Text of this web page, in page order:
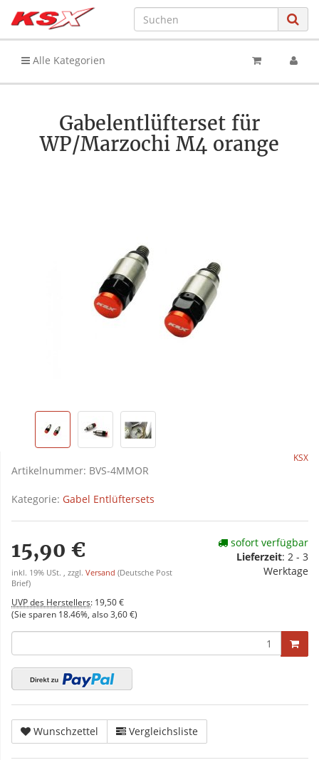
Alle Kategorien
Gabelentlüfterset für
WP/Marzochi M4 orange
KSX
Artikelnummer: BVS-4MMOR
Kategorie: Gabel Entlüftersets
15,90 €
inkl. 19% USt. , zzgl. Versand (Deutsche Post
Brief)
UVP des Herstellers: 19,50 €
(Sie sparen 18.46% , also3,60 €)
sofort verfügbar
Lieferzeit: 2 - 3
Werktage
Wunschzettel Vergleichsliste